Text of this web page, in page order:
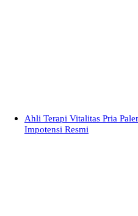
Ahli Terapi Vitalitas Pria
Impotensi Resmi